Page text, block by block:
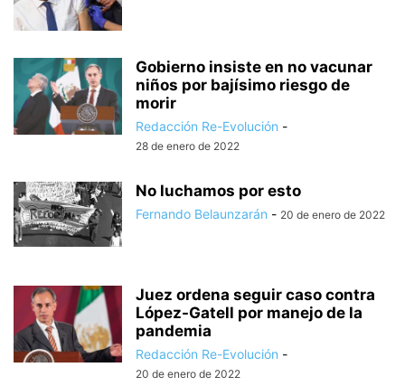
Gobierno insiste en no vacunar
niños por bajísimo riesgo de
morir
Redacción Re-Evolución -
28 de enero de 2022
No luchamos por esto
Fernando Belaunzarán - 20 de enero de 2022
Juez ordena seguir caso contra
López-Gatell por manejo de la
pandemia
Redacción Re-Evolución -
20 de enero de 2022